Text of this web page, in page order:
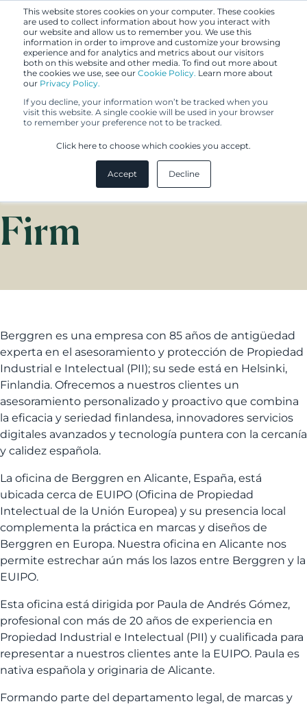
This website stores cookies on your computer. These cookies
are used to collect information about how you interact with
our website and allow us to remember you. We use this
information in order to improve and customize your browsing
experience and for analytics and metrics about our visitors
both on this website and other media. To find out more about
the cookies we use, see our Cookie Policy. Learn more about
our Privacy Policy.
If you decline, your information won’t be tracked when you
visit this website. A single cookie will be used in your browser
to remember your preference not to be tracked.
Click here to choose which cookies you accept.
Accept Decline
Berggren Full-
Service IP Law
Firm
Berggren es una empresa con 85 años de antigüedad
experta en el asesoramiento y protección de Propiedad
Industrial e Intelectual (PII); su sede está en Helsinki,
Finlandia. Ofrecemos a nuestros clientes un
asesoramiento personalizado y proactivo que combina
la eficacia y seriedad finlandesa, innovadores servicios
digitales avanzados y tecnología puntera con la cercanía
y calidez española.
La oficina de Berggren en Alicante, España, está
ubicada cerca de EUIPO (Oficina de Propiedad
Intelectual de la Unión Europea) y su presencia local
complementa la práctica en marcas y diseños de
Berggren en Europa. Nuestra oficina en Alicante nos
permite estrechar aún más los lazos entre Berggren y la
EUIPO.
Esta oficina está dirigida por Paula de Andrés Gómez,
profesional con más de 20 años de experiencia en
Propiedad Industrial e Intelectual (PII) y cualificada para
representar a nuestros clientes ante la EUIPO. Paula es
nativa española y originaria de Alicante.
Formando parte del departamento legal, de marcas y